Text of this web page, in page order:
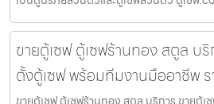
ขายตู้เซฟ ตู้เซฟร้านทอง สตูล บ
ตั้งตู้เซฟ พร้อมทีมงานมืออาชีพ